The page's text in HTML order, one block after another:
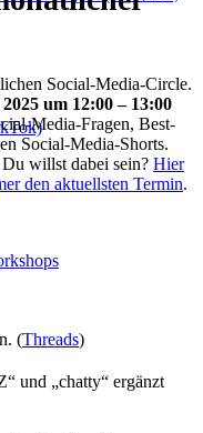
Social-Media-Circle.
um 12:00 – 13:00
Media-Fragen, Best-
Social-Media-Shorts.
willst dabei sein? Hier
den aktuellsten Termin.
(Threads)
und „chatty“ ergänzt